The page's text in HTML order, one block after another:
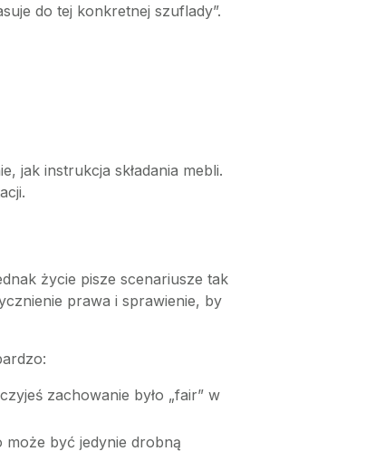
do tej konkretnej szuflady”.
jak instrukcja składania mebli.
życie pisze scenariusze tak
prawa i sprawienie, by
zachowanie było „fair” w
może być jedynie drobną